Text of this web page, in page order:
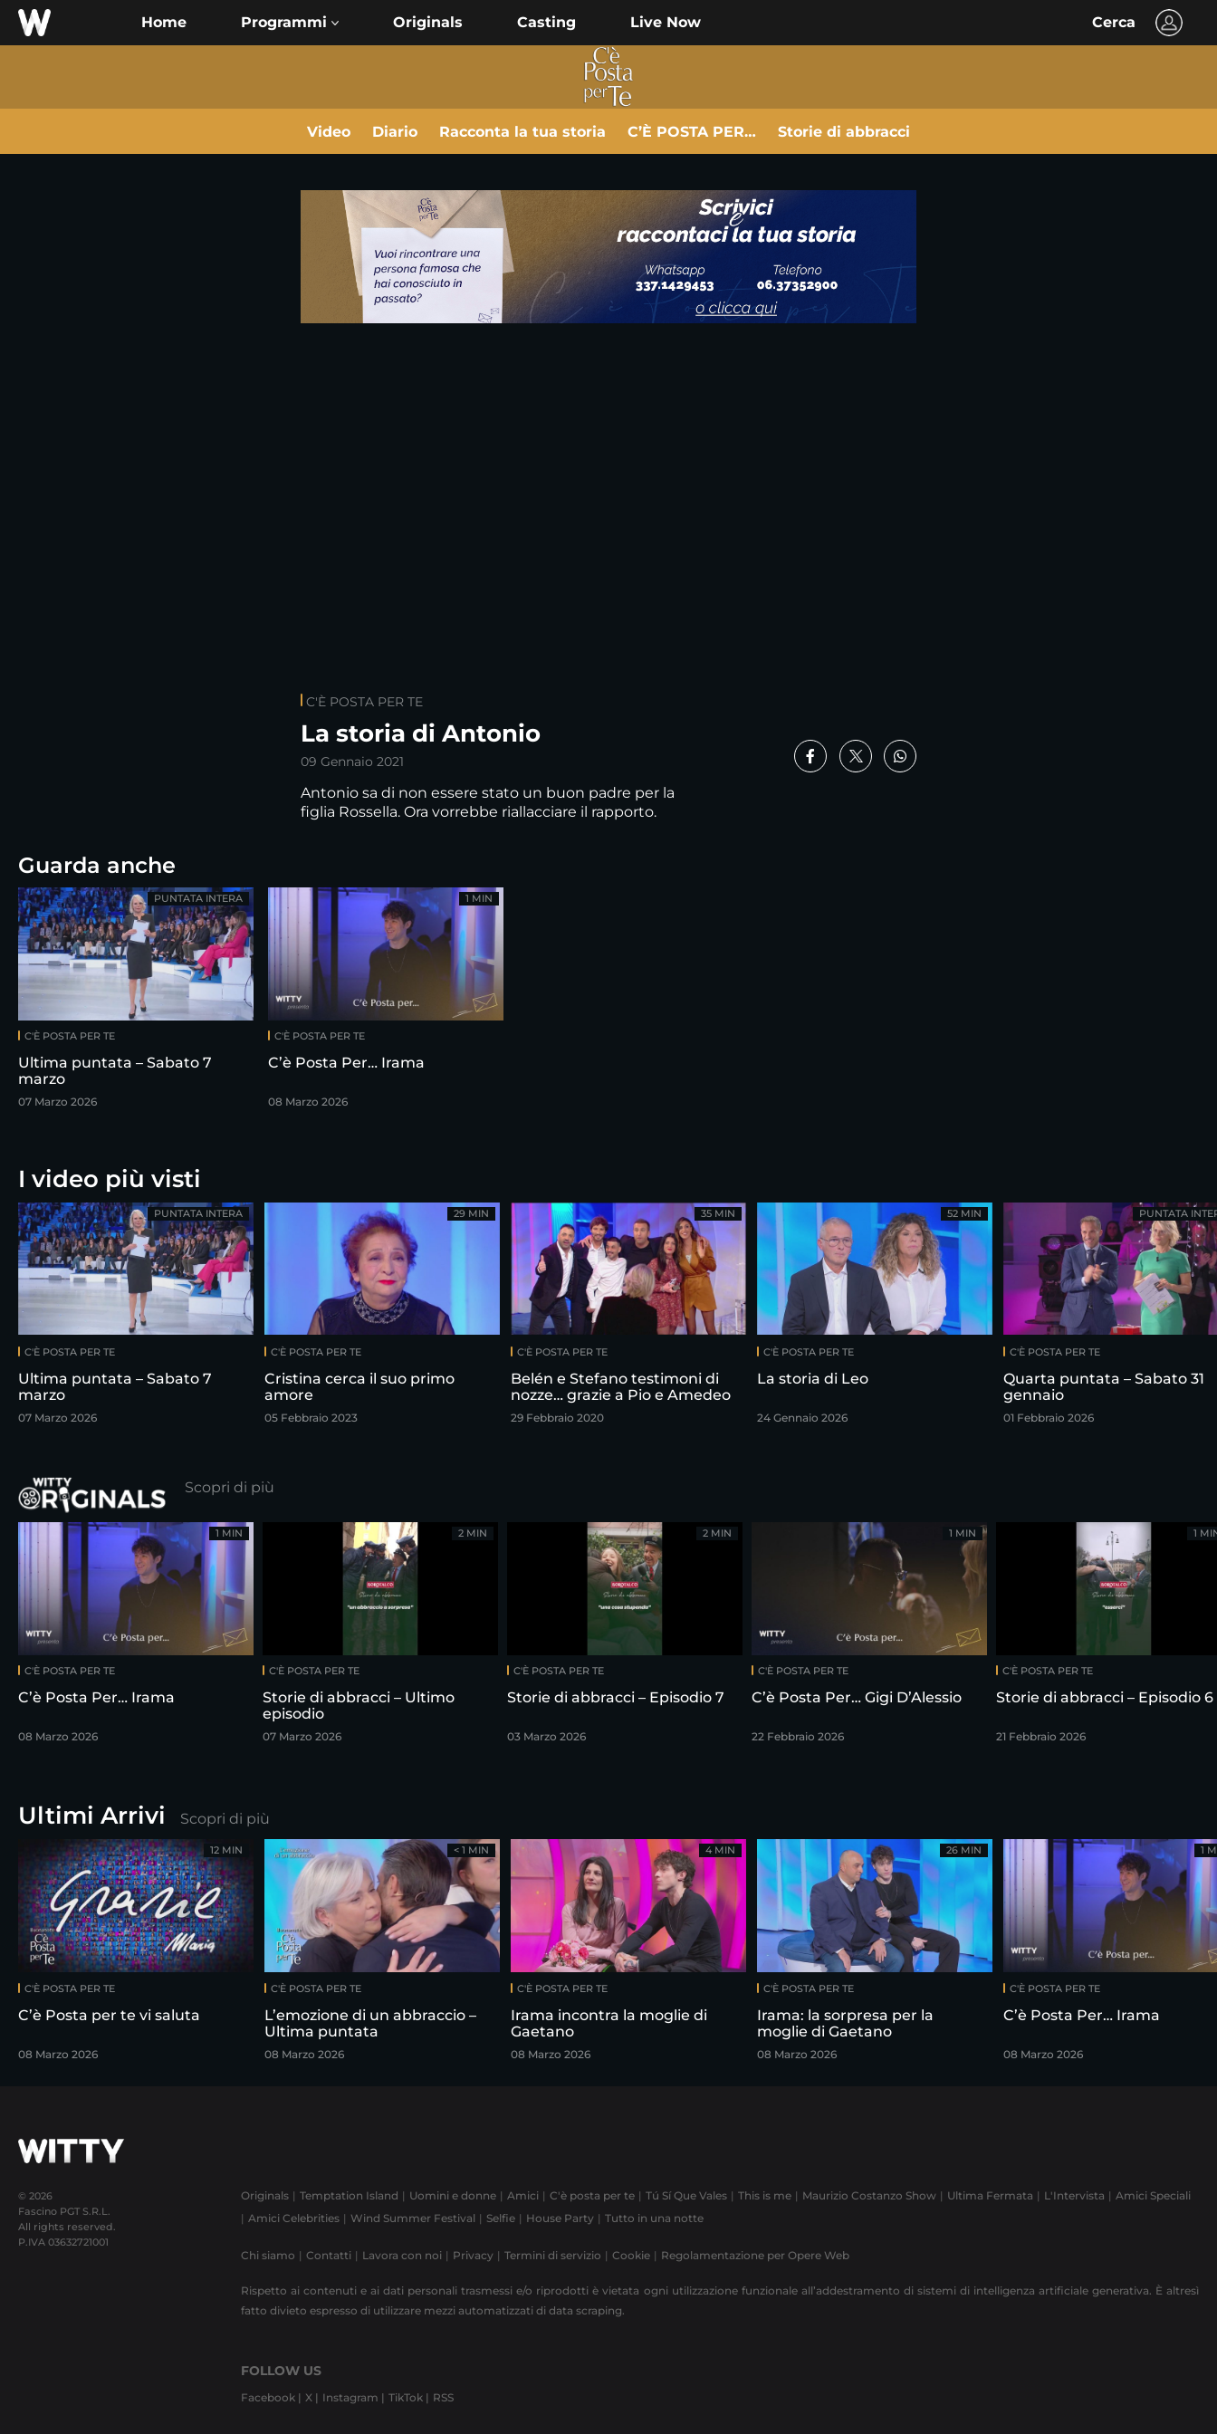
Home Originals Casting Live Now Cerca
Video Diario Racconta la tua storia C’È POSTA PER… Storie di abbracci
C'È POSTA PER TE
La storia di Antonio
09 Gennaio 2021
Antonio sa di non essere stato un buon padre per la
figlia Rossella. Ora vorrebbe riallacciare il rapporto.
Guarda anche
C'È POSTA PER TE
Ultima puntata – Sabato 7
marzo
07 Marzo 2026
PUNTATA INTERA
C'È POSTA PER TE
C’è Posta Per… Irama
08 Marzo 2026
1 MIN
I video più visti
C'È POSTA PER TE
Ultima puntata – Sabato 7
marzo
07 Marzo 2026
PUNTATA INTERA
C'È POSTA PER TE
Cristina cerca il suo primo
amore
05 Febbraio 2023
29 MIN
C'È POSTA PER TE
Belén e Stefano testimoni di
nozze… grazie a Pio e Amedeo
29 Febbraio 2020
35 MIN
C'È POSTA PER TE
La storia di Leo
24 Gennaio 2026
52 MIN
C'È POSTA PER TE
Quarta puntata – Sabato 31
gennaio
01 Febbraio 2026
PUNTATA
Scopri di più
C'È POSTA PER TE
C’è Posta Per… Irama
08 Marzo 2026
1 MIN
C'È POSTA PER TE
Storie di abbracci – Ultimo
episodio
07 Marzo 2026
2 MIN
C'È POSTA PER TE
Storie di abbracci – Episodio 7
03 Marzo 2026
2 MIN
C'È POSTA PER TE
C’è Posta Per… Gigi D’Alessio
22 Febbraio 2026
1 MIN
C'È POSTA PER TE
Storie di abbracci – Episodio 6
21 Febbraio 2026
1
Ultimi Arrivi Scopri di più
C'È POSTA PER TE
C’è Posta per te vi saluta
08 Marzo 2026
12 MIN
C'È POSTA PER TE
L’emozione di un abbraccio –
Ultima puntata
08 Marzo 2026
< 1 MIN
C'È POSTA PER TE
Irama incontra la moglie di
Gaetano
08 Marzo 2026
4 MIN
C'È POSTA PER TE
Irama: la sorpresa per la
moglie di Gaetano
08 Marzo 2026
26 MIN
C'È POSTA PER TE
C’è Posta Per… Irama
08 Marzo 2026
1
© 2026
Fascino PGT S.R.L.
All rights reserved.
P.IVA 03632721001
Originals Temptation Island Uomini e donne Amici C'è posta per te Tú Sí Que Vales This is me Maurizio Costanzo Show Ultima Fermata L'Intervista
Amici Speciali
Amici Celebrities
Wind Summer Festival Selfie House Party Tutto in una notte
Chi siamo Contatti Lavora con noi Privacy Termini di servizio Cookie Regolamentazione per Opere Web
Rispetto ai contenuti e ai dati personali trasmessi e/o riprodotti è vietata ogni utilizzazione funzionale all’addestramento di sistemi di intelligenza artificiale generativa. È altresì
fatto divieto espresso di utilizzare mezzi automatizzati di data scraping.
FOLLOW US
Facebook | X | Instagram | TikTok | RSS